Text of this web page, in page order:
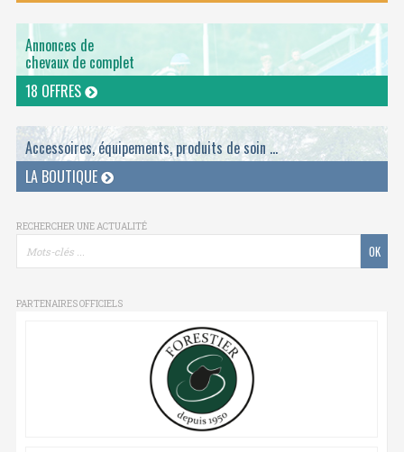
Annonces de
chevaux de complet
18 OFFRES
Accessoires, équipements, produits de soin ...
LA BOUTIQUE
RECHERCHER UNE ACTUALITÉ
PARTENAIRES OFFICIELS